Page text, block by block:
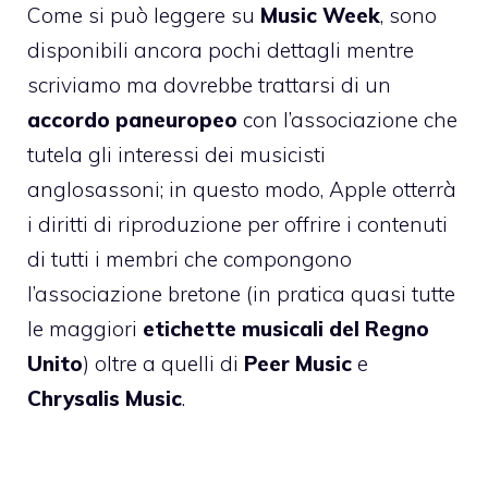
Come si può leggere su Music Week, sono
disponibili ancora pochi dettagli mentre
scriviamo ma dovrebbe trattarsi di un
accordo paneuropeo con l’associazione che
tutela gli interessi dei musicisti
anglosassoni; in questo modo, Apple otterrà
i diritti di riproduzione per offrire i contenuti
di tutti i membri che compongono
l’associazione bretone (in pratica quasi tutte
le maggiori etichette musicali del Regno
Unito) oltre a quelli di Peer Music e
Chrysalis Music.